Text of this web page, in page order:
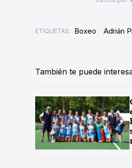
ETIQUETAS: Boxeo Adrián
También te puede